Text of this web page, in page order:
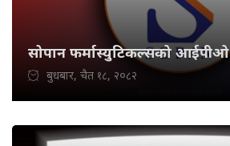
सोपान फर्मास्युटिकल्सको
बुधबार, चैत १८, २०८२